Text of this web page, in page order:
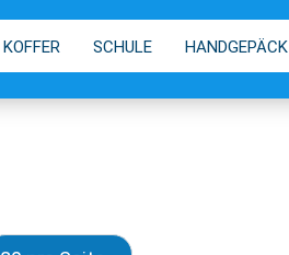
KOFFER SCHULE HANDGEPÄCK
TIPPS